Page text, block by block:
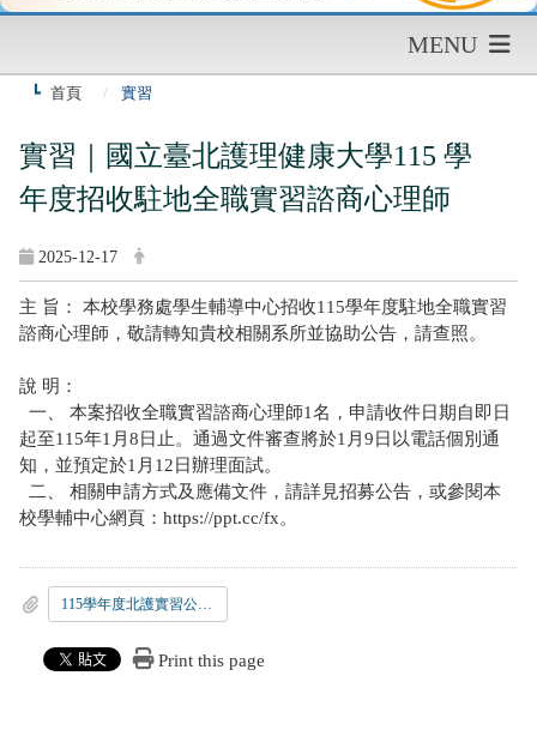
MENU
首頁 實習
實習｜國立臺北護理健康大學115 學
年度招收駐地全職實習諮商心理師
2025-12-17
主 旨： 本校學務處學生輔導中心招收115學年度駐地全職實習
諮商心理師，敬請轉知貴校相關系所並協助公告，請查照。
說 明：
一、 本案招收全職實習諮商心理師1名，申請收件日期自即日
起至115年1月8日止。通過文件審查將於1月9日以電話個別通
知，並預定於1月12日辦理面試。
二、 相關申請方式及應備文件，請詳見招募公告，或參閱本
校學輔中心網頁：https://ppt.cc/fx。
115學年度北護實習公告含個資同意書
Print this page